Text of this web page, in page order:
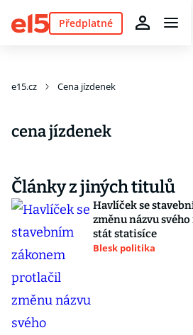
Předplatné
e15.cz Cena jízdenek
cena jízdenek
Články z jiných titulů
Havlíček se
změnu názvu
stát statisíce
Blesk politika